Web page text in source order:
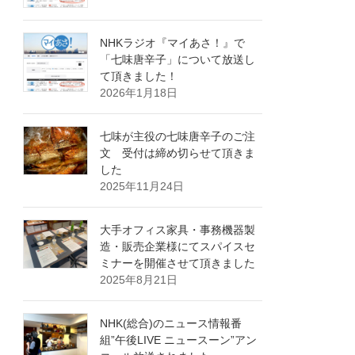
NHKラジオ『マイあさ！』で
「七味唐辛子」について放送し
て頂きました！
2026年1月18日
七味が主役の七味唐辛子のご注
文 受付は締め切らせて頂きま
した
2025年11月24日
大手オフィス家具・事務機器製
造・販売企業様にてスパイスセ
ミナーを開催させて頂きました
2025年8月21日
NHK(総合)のニュース情報番
組”午後LIVE ニュースーン”アン